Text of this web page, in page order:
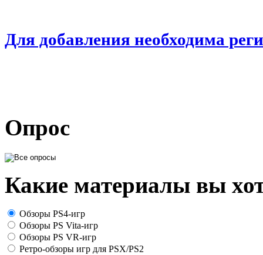
Для добавления необходима
Опрос
Какие материалы вы
Обзоры PS4-игр
Обзоры PS Vita-игр
Обзоры PS VR-игр
Ретро-обзоры игр для PSX/PS2